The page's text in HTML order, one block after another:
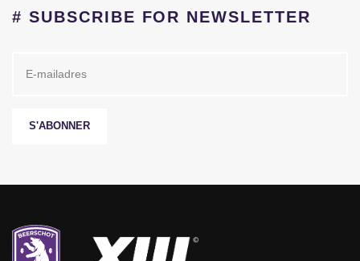
# SUBSCRIBE FOR NEWSLETTER
S'ABONNER